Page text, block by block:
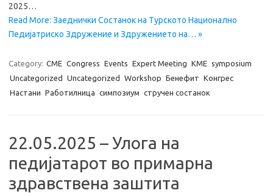
2025…
Read More: Заеднички Состанок на Турското Национално
Педијатриско Здружение и Здружението на… »
Category: CME Congress Events Expert Meeting KME symposium
Uncategorized
Uncategorized Workshop Бенефит Конгрес
Настани Работилница симпозиум стручен состанок
22.05.2025 – Улога на
педијатарот во примарна
здравствена заштита